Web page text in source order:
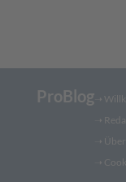
ProBlog➝
➝
➝ Über
➝